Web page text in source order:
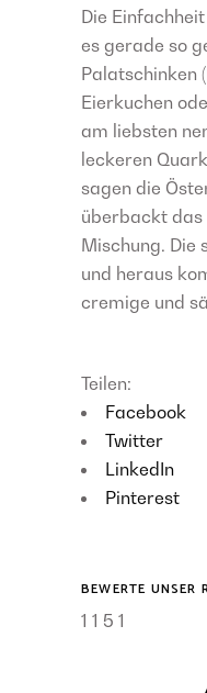
Die
es gerade so
Palatschinken
Eierkuchen
am liebsten
leckeren
sagen die
überbackt das
Mischung. Die
und heraus
cremige und
Teilen:
Facebook
Twitter
LinkedIn
Pinterest
BEWERTE UNSER
1 1 5 1